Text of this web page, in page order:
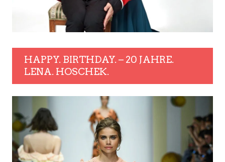
HAPPY. BIRTHDAY. – 20 JAHRE.
LENA. HOSCHEK.